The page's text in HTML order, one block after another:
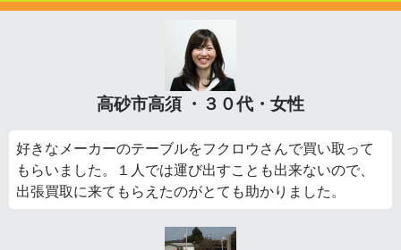
高砂市高須 ・３０代・女性
好きなメーカーのテーブルをフクロウさんで買い取って
もらいました。１人では運び出すことも出来ないので、
出張買取に来てもらえたのがとても助かりました。